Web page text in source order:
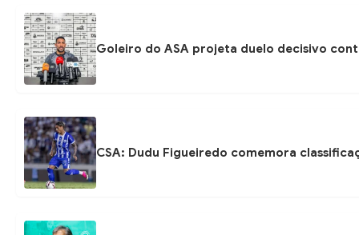
Goleiro do ASA projeta duelo decisivo
CSA: Dudu Figueiredo comemora